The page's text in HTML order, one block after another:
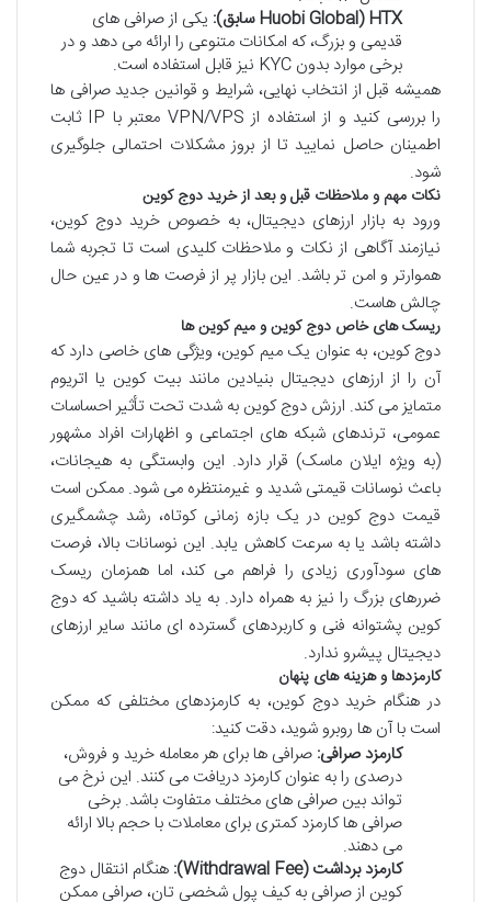
HTX (Huobi Global سابق):
یکی از صرافی های
قدیمی و بزرگ، که امکانات متنوعی را ارائه می دهد و در
برخی موارد بدون KYC نیز قابل استفاده است.
همیشه قبل از انتخاب نهایی، شرایط و قوانین جدید صرافی ها
را بررسی کنید و از استفاده از VPN/VPS معتبر با IP ثابت
اطمینان حاصل نمایید تا از بروز مشکلات احتمالی جلوگیری
شود.
نکات مهم و ملاحظات قبل و بعد از خرید دوج کوین
ورود به بازار ارزهای دیجیتال، به خصوص خرید دوج کوین،
نیازمند آگاهی از نکات و ملاحظات کلیدی است تا تجربه شما
هموارتر و امن تر باشد. این بازار پر از فرصت ها و در عین حال
چالش هاست.
ریسک های خاص دوج کوین و میم کوین ها
دوج کوین، به عنوان یک میم کوین، ویژگی های خاصی دارد که
آن را از ارزهای دیجیتال بنیادین مانند بیت کوین یا اتریوم
متمایز می کند. ارزش دوج کوین به شدت تحت تأثیر احساسات
عمومی، ترندهای شبکه های اجتماعی و اظهارات افراد مشهور
(به ویژه ایلان ماسک) قرار دارد. این وابستگی به هیجانات،
باعث نوسانات قیمتی شدید و غیرمنتظره می شود. ممکن است
قیمت دوج کوین در یک بازه زمانی کوتاه، رشد چشمگیری
داشته باشد یا به سرعت کاهش یابد. این نوسانات بالا، فرصت
های سودآوری زیادی را فراهم می کند، اما همزمان ریسک
ضررهای بزرگ را نیز به همراه دارد. به یاد داشته باشید که دوج
کوین پشتوانه فنی و کاربردهای گسترده ای مانند سایر ارزهای
دیجیتال پیشرو ندارد.
کارمزدها و هزینه های پنهان
در هنگام خرید دوج کوین، به کارمزدهای مختلفی که ممکن
است با آن ها روبرو شوید، دقت کنید:
کارمزد صرافی: صرافی ها برای هر معامله خرید و فروش،
درصدی را به عنوان کارمزد دریافت می کنند. این نرخ می
تواند بین صرافی های مختلف متفاوت باشد. برخی
صرافی ها کارمزد کمتری برای معاملات با حجم بالا ارائه
می دهند.
کارمزد برداشت (Withdrawal Fee):
هنگام انتقال دوج
کوین از صرافی به کیف پول شخصی تان، صرافی ممکن